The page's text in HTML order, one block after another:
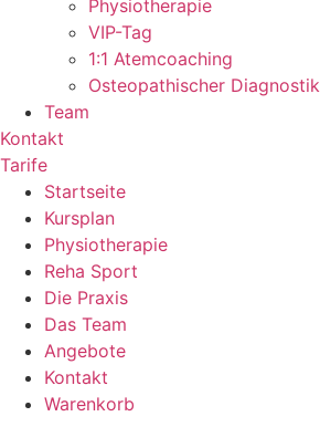
Physiotherapie
VIP-Tag
1:1 Atemcoaching
Osteopathischer Diagnostik
Team
Kontakt
Tarife
Startseite
Kursplan
Physiotherapie
Reha Sport
Die Praxis
Das Team
Angebote
Kontakt
Warenkorb